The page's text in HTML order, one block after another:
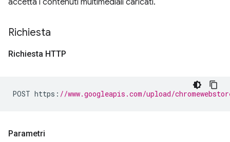
accetta i contenuti multimediali caricati.
Richiesta
Richiesta HTTP
POST https : //www.googleapis.com/upload/
Parametri